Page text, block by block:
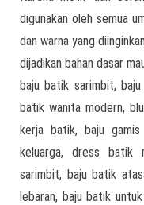
digunakan oleh semua
dan warna yang
dijadikan bahan dasar
baju batik sarimbit,
batik wanita modern,
kerja batik, baju
keluarga, dress batik
sarimbit, baju batik
lebaran, baju batik